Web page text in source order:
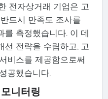
전자상거래 기업은 고
드시 만족도 조사를
를 측정했습니다. 이 데
선 전략을 수립하고, 고
비스를 제공함으로써
공했습니다.
니터링